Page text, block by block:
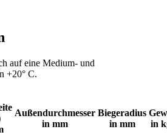
auf eine Medium- und
+20° C.
Außendurchmesser
in mm
Biegeradius
in mm
in